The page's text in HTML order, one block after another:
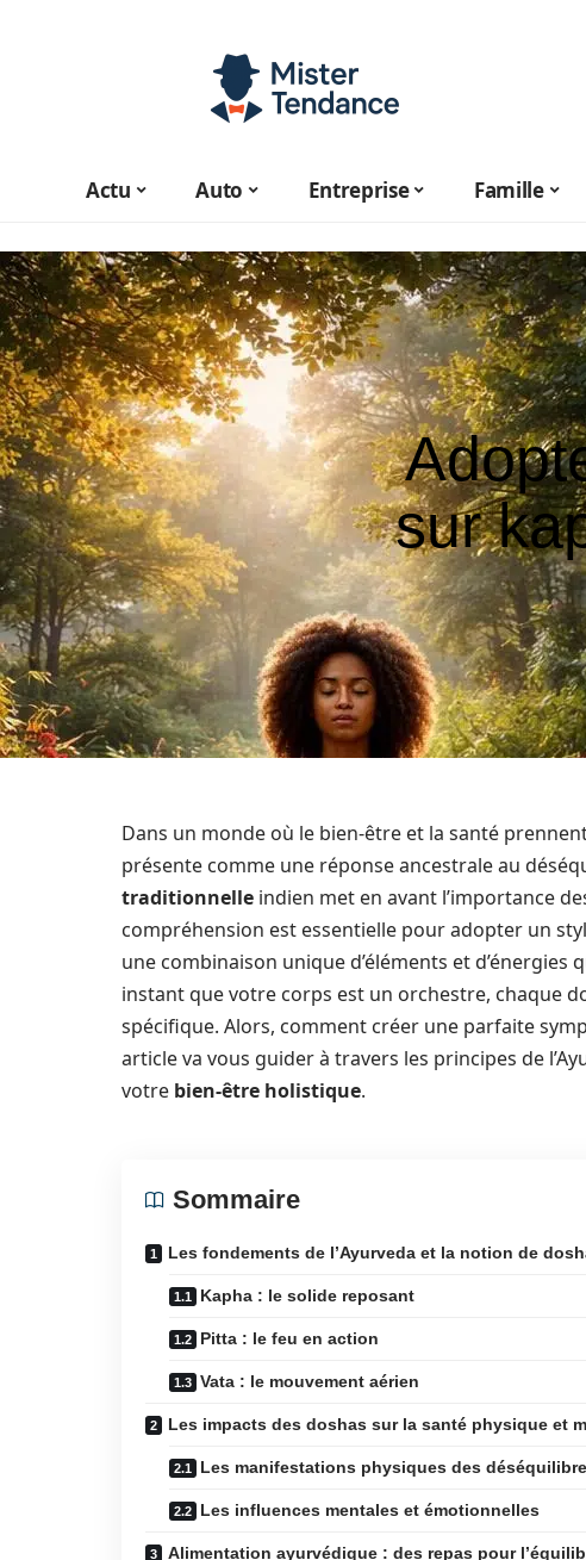
Actu Auto Entreprise Famille
sur
Dans un monde où le bien-être et la santé
présente comme une réponse ancestrale au
traditionnelle indien met en avant l’importance
compréhension est essentielle pour adopter un
une combinaison unique d’éléments et
instant que votre corps est un orchestre, chaque
spécifique. Alors, comment créer une parfaite
article va vous guider à travers les principes de
votre bien-être holistique.
Sommaire
Les fondements de l’Ayurveda et la notion de
Kapha : le solide reposant
Pitta : le feu en action
Vata : le mouvement aérien
Les impacts des doshas sur la santé physique et
Les manifestations physiques des
Les influences mentales et émotionnelles
Alimentation ayurvédique : des repas pour